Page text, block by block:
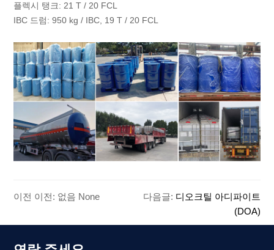
플렉시 탱크: 21 T / 20 FCL
IBC 드럼: 950 kg / IBC, 19 T / 20 FCL
이전 이전: 없음 None 다음글: 디오크틸 아디파이트
(DOA)